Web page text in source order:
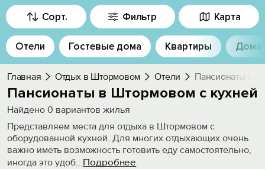
Избранное
История просмотра
Добавить свой объект
Сорт. Фильтр Карта
Отели Гостевые дома Квартиры Дома
Главная Отдых в Штормовом Отели Пансионаты с
Пансионаты в Штормовом с кухней
Найдено 0 вариантов жилья
Представляем места для отдыха в Штормовом с
оборудованной кухней. Для многих отдыхающих очень
важно иметь возможность готовить еду самостоятельно,
иногда это удоб...Подробнее